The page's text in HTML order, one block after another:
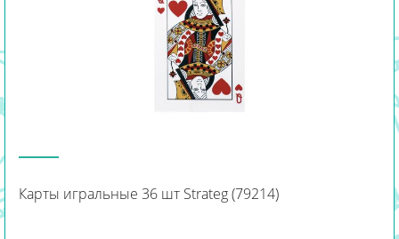
Карты игральные 36 шт Strateg (79214)